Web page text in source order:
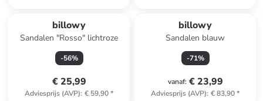
billowy
Sandalen "Rosso" lichtroze
-56%
€ 25,99
Adviesprijs (AVP): € 59,90*
billowy
Sandalen blauw
-71%
vanaf: € 23,99
Adviesprijs (AVP): € 83,90*